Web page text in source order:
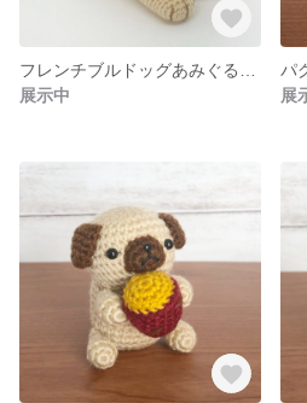
展示中
展